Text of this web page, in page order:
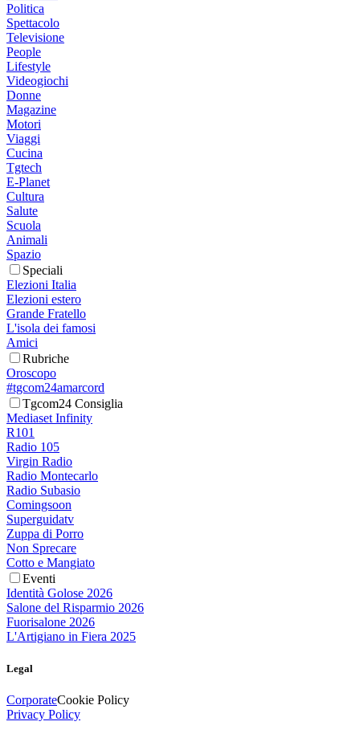
Politica
Spettacolo
Televisione
People
Lifestyle
Videogiochi
Donne
Magazine
Motori
Viaggi
Cucina
Tgtech
E-Planet
Cultura
Salute
Scuola
Animali
Spazio
Speciali
Elezioni Italia
Elezioni estero
Grande Fratello
L'isola dei famosi
Amici
Rubriche
Oroscopo
#tgcom24amarcord
Tgcom24 Consiglia
Mediaset Infinity
R101
Radio 105
Virgin Radio
Radio Montecarlo
Radio Subasio
Comingsoon
Superguidatv
Zuppa di Porro
Non Sprecare
Cotto e Mangiato
Eventi
Identità Golose 2026
Salone del Risparmio 2026
Fuorisalone 2026
L'Artigiano in Fiera 2025
Legal
CorporateCookie Policy
Privacy Policy